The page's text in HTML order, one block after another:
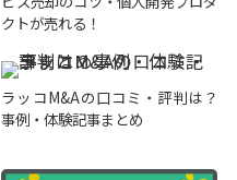
クトが売れる！
ラッコM&Aの口コミ・評判は？
事例・体験記事まとめ